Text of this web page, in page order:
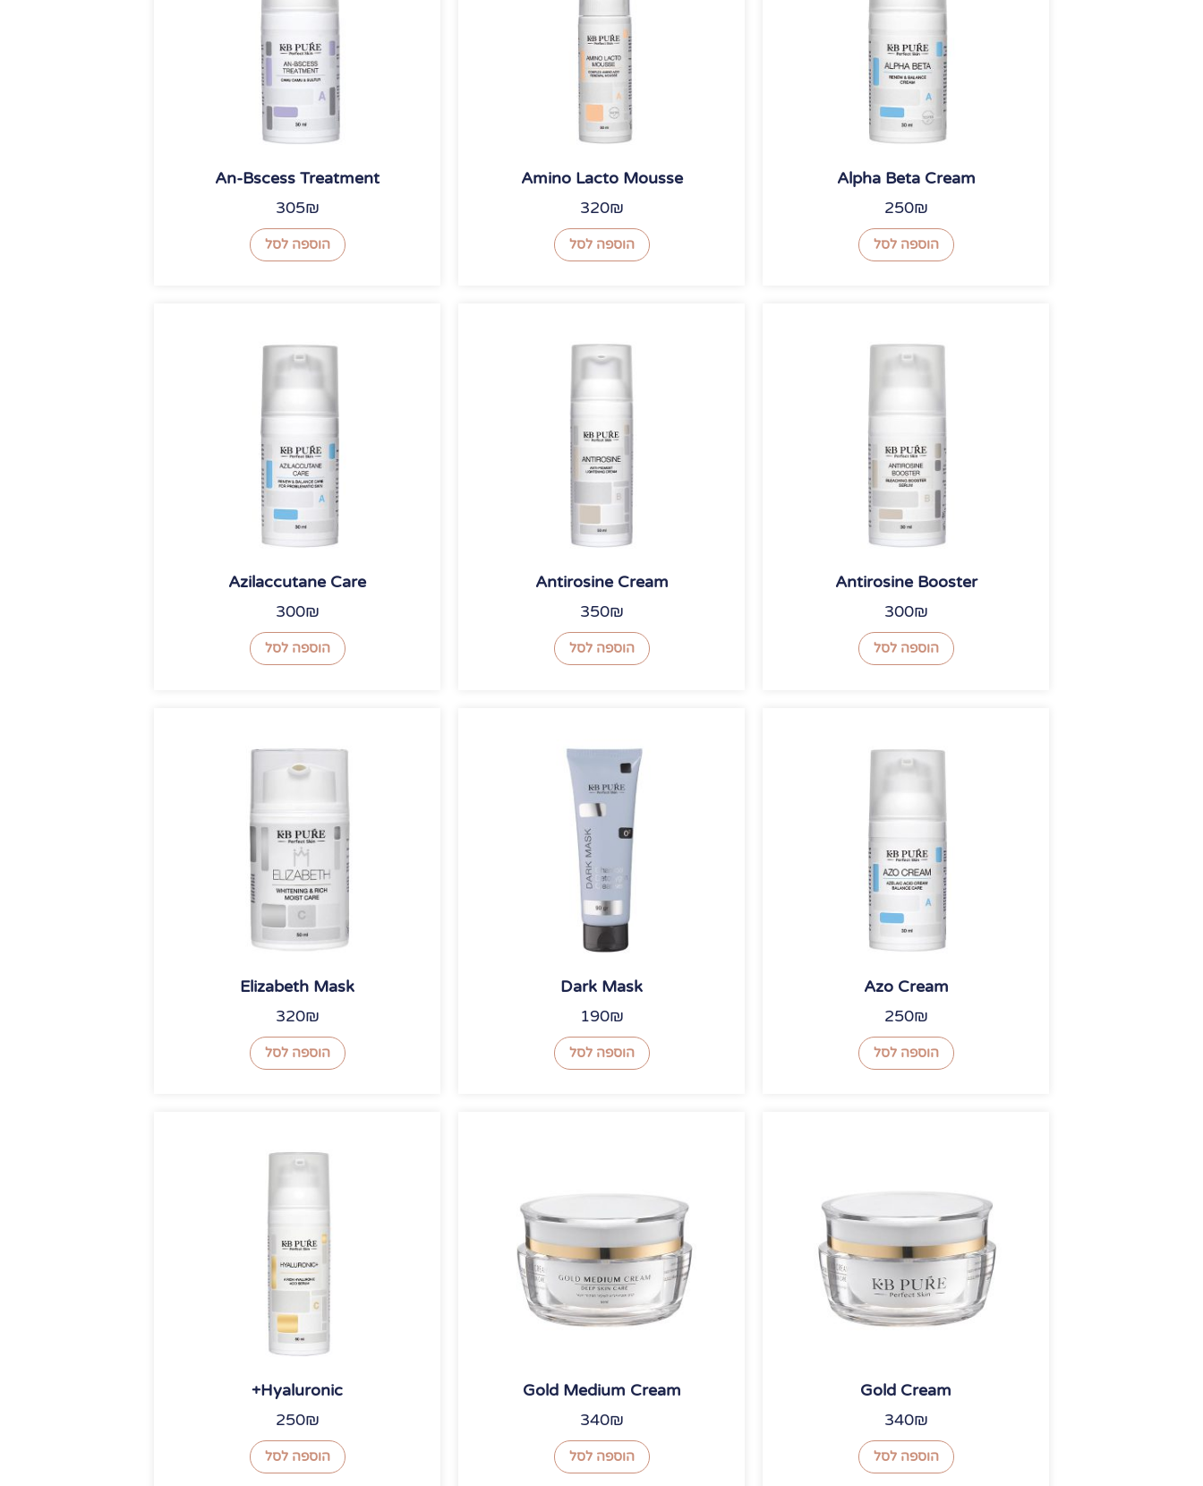
Alpha Beta Cream
250₪
הוספה לסל
Amino Lacto Mousse
320₪
הוספה לסל
An-Bscess Treatment
305₪
הוספה לסל
Antirosine Booster
300₪
הוספה לסל
Antirosine Cream
350₪
הוספה לסל
Azilaccutane Care
300₪
הוספה לסל
Azo Cream
250₪
הוספה לסל
Dark Mask
190₪
הוספה לסל
Elizabeth Mask
320₪
הוספה לסל
Gold Cream
340₪
הוספה לסל
Gold Medium Cream
340₪
הוספה לסל
Hyaluronic+
250₪
הוספה לסל